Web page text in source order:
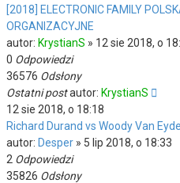
[2018] ELECTRONIC FAMILY
ORGANIZACYJNE
autor: KrystianS » 12 sie 2018, o
0 Odpowiedzi
36576 Odsłony
Ostatni postautor: KrystianS
12 sie 2018, o 18:18
Richard Durand vs Woody Van
autor: Desper » 5 lip 2018, o 18:33
2 Odpowiedzi
35826 Odsłony